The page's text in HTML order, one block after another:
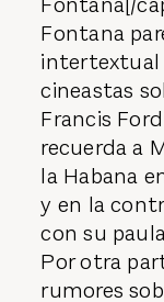
Fontana
intertextual
cineastas
Francis
recuerda a
la Habana
y en la
con su
Por otra
rumores